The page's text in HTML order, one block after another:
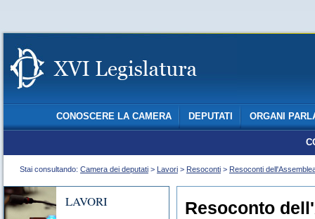
CONOSCERE LA CAMERA DEPUTATI ORGANI
Stai consultando: Camera dei deputati > Lavori > Resoconti > Resoconti
LAVORI Resoconto